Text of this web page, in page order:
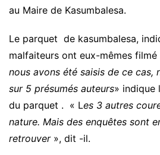
au Maire de Kasumbalesa.
Le parquet de kasumbalesa,
malfaiteurs ont eux-mêmes filmé
nous avons été saisis de ce cas,
sur 5 présumés auteurs» indique
du parquet . « Les 3 autres
nature. Mais des enquêtes sont
retrouver », dit -il.